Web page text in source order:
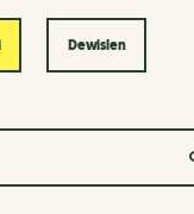
Dewislen